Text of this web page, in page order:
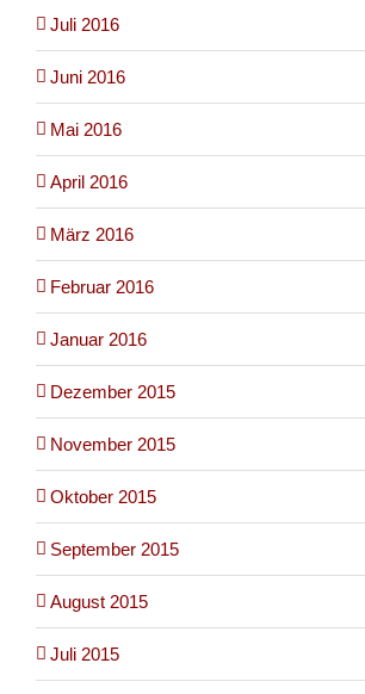
Juli 2016
Juni 2016
Mai 2016
April 2016
März 2016
Februar 2016
Januar 2016
Dezember 2015
November 2015
Oktober 2015
September 2015
August 2015
Juli 2015